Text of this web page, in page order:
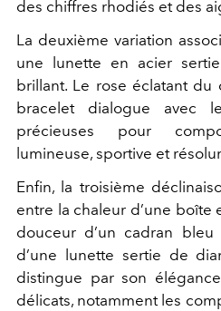
des chiffres rhodiés et des
La deuxième variation
une lunette en acier
brillant. Le rose éclatant
bracelet dialogue avec
précieuses pour
lumineuse, sportive et
Enfin, la troisième
entre la chaleur d’une boîte
douceur d’un cadran bleu
d’une lunette sertie de
distingue par son
délicats, notamment les